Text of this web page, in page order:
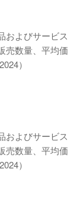
およびサービス
売数量、平均価
）
およびサービス
売数量、平均価
）